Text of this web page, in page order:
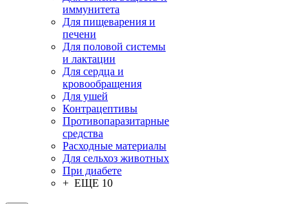
иммунитета
Для пищеварения и
печени
Для половой системы
и лактации
Для сердца и
кровообращения
Для ушей
Контрацептивы
Противопаразитарные
средства
Расходные материалы
Для сельхоз животных
При диабете
+ ЕЩЕ 10